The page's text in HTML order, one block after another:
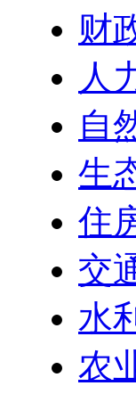
财
人
自
生
住
交
水
农